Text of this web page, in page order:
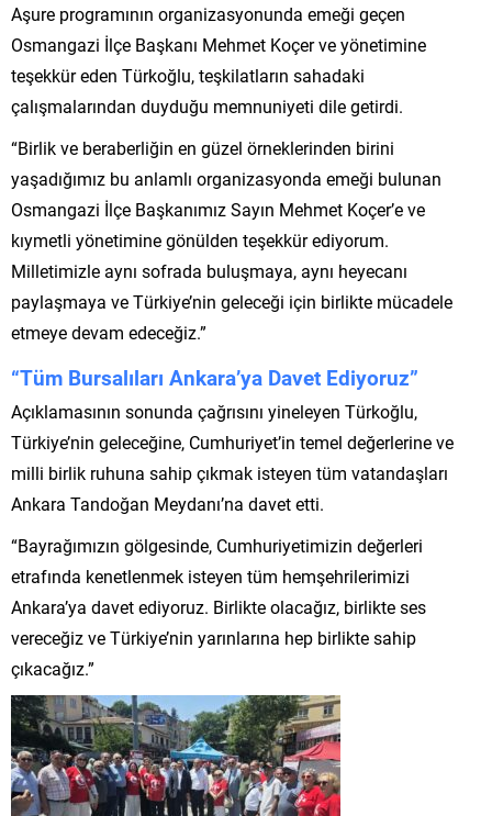
Aşure programının organizasyonunda emeği geçen
Osmangazi İlçe Başkanı Mehmet Koçer ve yönetimine
teşekkür eden Türkoğlu, teşkilatların sahadaki
çalışmalarından duyduğu memnuniyeti dile getirdi.
“Birlik ve beraberliğin en güzel örneklerinden birini
yaşadığımız bu anlamlı organizasyonda emeği bulunan
Osmangazi İlçe Başkanımız Sayın Mehmet Koçer’e ve
kıymetli yönetimine gönülden teşekkür ediyorum.
Milletimizle aynı sofrada buluşmaya, aynı heyecanı
paylaşmaya ve Türkiye’nin geleceği için birlikte mücadele
etmeye devam edeceğiz.”
“Tüm Bursalıları Ankara’ya Davet Ediyoruz”
Açıklamasının sonunda çağrısını yineleyen Türkoğlu,
Türkiye’nin geleceğine, Cumhuriyet’in temel değerlerine ve
milli birlik ruhuna sahip çıkmak isteyen tüm vatandaşları
Ankara Tandoğan Meydanı’na davet etti.
“Bayrağımızın gölgesinde, Cumhuriyetimizin değerleri
etrafında kenetlenmek isteyen tüm hemşehrilerimizi
Ankara’ya davet ediyoruz. Birlikte olacağız, birlikte ses
vereceğiz ve Türkiye’nin yarınlarına hep birlikte sahip
çıkacağız.”